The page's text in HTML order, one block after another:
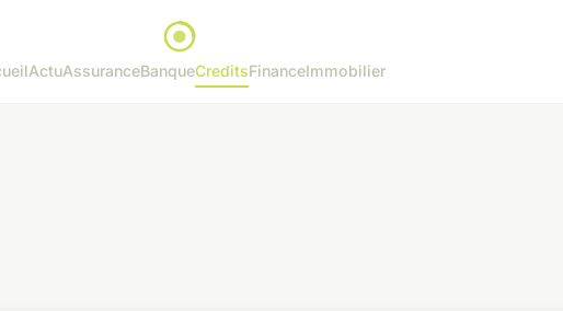
ActuAssuranceBanqueCreditsFinanceImmobilier